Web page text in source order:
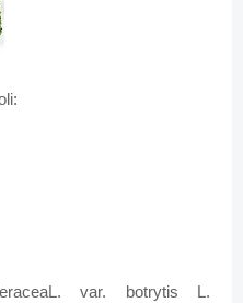
var. botrytis L.